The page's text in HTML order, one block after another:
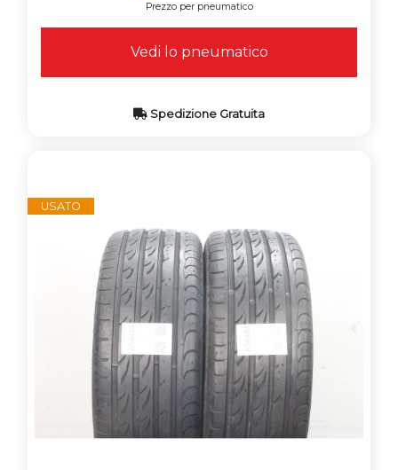
Prezzo per pneumatico
Vedi lo pneumatico
Spedizione Gratuita
USATO